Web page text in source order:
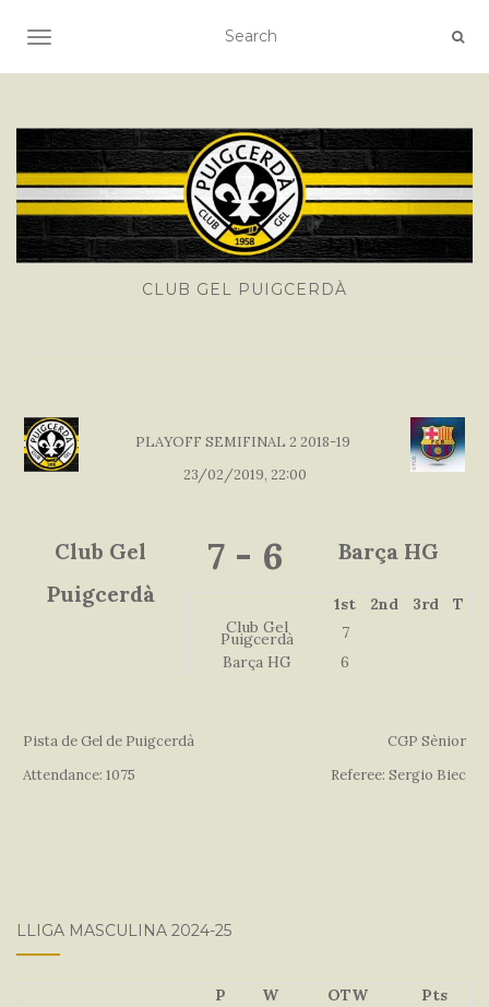
TOGGLE NAVIGATION
CLUB GEL PUIGCERDÀ
PLAYOFF SEMIFINAL 2 2018-19
23/02/2019, 22:00
Club Gel
Puigcerdà
7 - 6 Barça HG
1st 2nd 3rd
T
Club Gel
Puigcerdà
7
Barça HG
6
Pista de Gel de Puigcerdà
Attendance: 1075
CGP Sènior
Referee: Sergio Biec
LLIGA MASCULINA 2024-25
P W OTW
Pts